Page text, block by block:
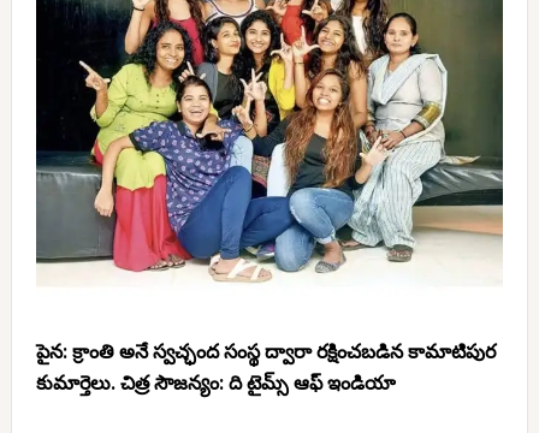
పైన: క్రాంతి అనే స్వచ్ఛంద సంస్థ ద్వారా రక్షించబడిన కామాటిపుర
కుమార్తెలు. చిత్ర సౌజన్యం: ది టైమ్స్ ఆఫ్ ఇండియా